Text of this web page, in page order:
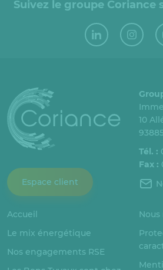
Suivez le groupe Coriance
Espace client
10
Tél. :
Fax :
Accueil
Le mix énergétique
Nos engagements RSE